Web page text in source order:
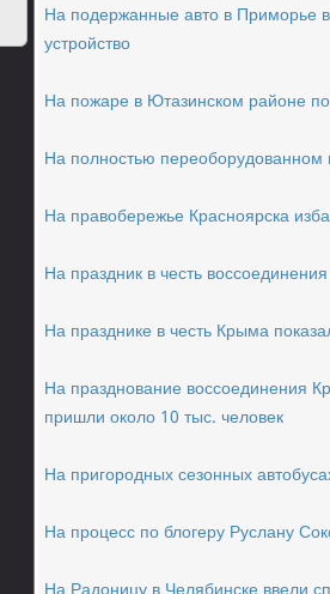
На подержанные авто в Приморье
устройство
На пожаре в Ютазинском районе
На полностью
На правобережье Красноярска
На праздник в честь
На празднике в честь Крыма
На празднование воссоединения
пришли около 10 тыс. человек
На пригородных сезонных
На процесс по блогеру Руслану